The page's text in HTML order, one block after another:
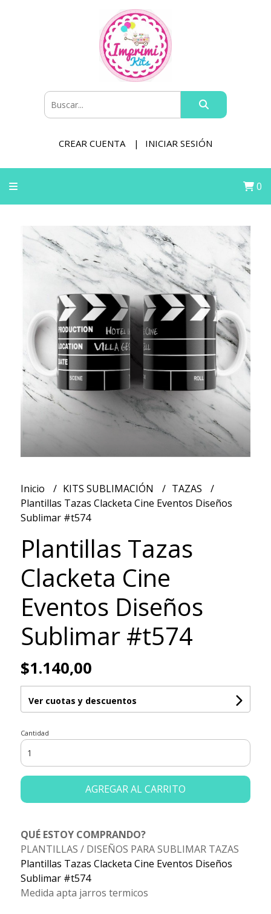
CREAR CUENTA INICIAR SESIÓN
0
Inicio KITS SUBLIMACIÓN
TAZAS
Plantillas Tazas Clacketa Cine Eventos Diseños
Sublimar #t574
Plantillas Tazas
Clacketa Cine
Eventos Diseños
Sublimar #t574
$1.140,00
Ver cuotas y descuentos
Cantidad
AGREGAR AL CARRITO
QUÉ ESTOY COMPRANDO?
PLANTILLAS / DISEÑOS PARA SUBLIMAR TAZAS
Plantillas Tazas Clacketa Cine Eventos Diseños
Sublimar #t574
Medida apta jarros termicos